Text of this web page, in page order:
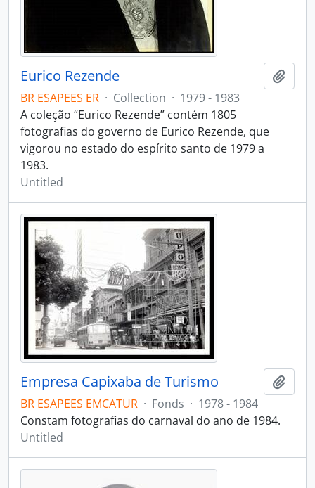
Eurico Rezende
BR ESAPEES ER · Collection · 1979 - 1983
A coleção “Eurico Rezende” contém 1805
fotografias do governo de Eurico Rezende, que
vigorou no estado do espírito santo de 1979 a
1983.
Untitled
Empresa Capixaba de Turismo
BR ESAPEES EMCATUR · Fonds · 1978 - 1984
Constam fotografias do carnaval do ano de 1984.
Untitled